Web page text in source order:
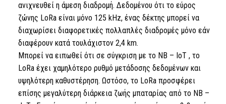
ανιχνευθεί η άμεση διαδρομή. Δεδομένου ότι το εύρος
ζώνης LoRaείναι μόνο 125 kHz, ένας δέκτης μπορεί να
διαχωρίσει διαφορετικές πολλαπλές διαδρομές μόνο εάν
διαφέρουν κατά τουλάχιστον 2,4 km.
Μπορεί να ειπωθεί ότι σε σύγκριση με το NB – IoT, το
LoRaέχει χαμηλότερο ρυθμό μετάδοσης δεδομένων και
υψηλότερη καθυστέρηση. Ωστόσο, το LoRaπροσφέρει
επίσης μεγαλύτερη διάρκεια ζωής μπαταρίας από το NB –